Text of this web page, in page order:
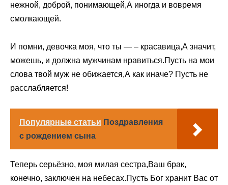
нежной, доброй, понимающей,А иногда и вовремя
смолкающей.
И помни, девочка моя, что ты — – красавица,А значит,
можешь, и должна мужчинам нравиться.Пусть на мои
слова твой муж не обижается,А как иначе? Пусть не
расслабляется!
Популярные статьи Поздравления
с рождением сына
Теперь серьёзно, моя милая сестра,Ваш брак,
конечно, заключен на небесах.Пусть Бог хранит Вас от